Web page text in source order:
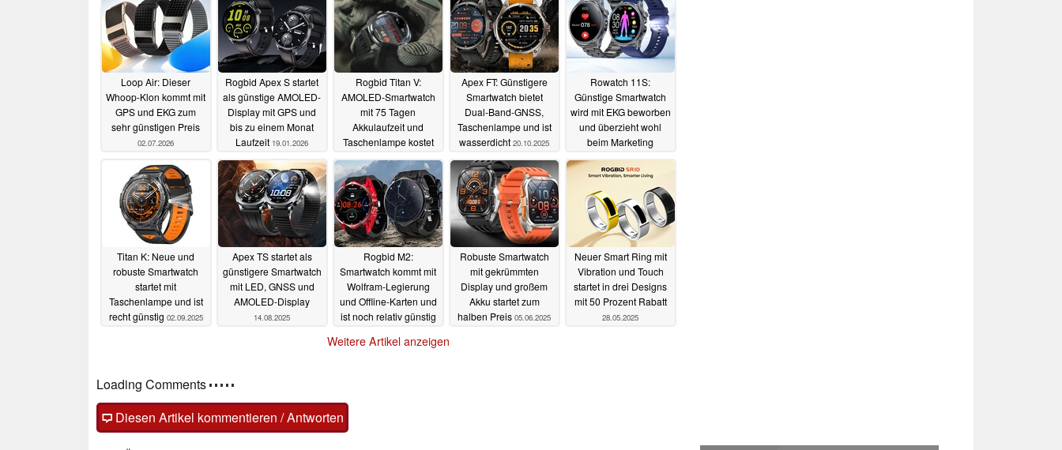
Loop Air: Dieser
Whoop-Klon kommt mit
GPS und EKG zum
sehr günstigen Preis
02.07.2026
Rogbid Apex S startet
als günstige AMOLED-
Display mit GPS und
bis zu einem Monat
Laufzeit 19.01.2026
Rogbid Titan V:
AMOLED-Smartwatch
mit 75 Tagen
Akkulaufzeit und
Taschenlampe kostet
06.11.2025
Apex FT: Günstigere
Smartwatch bietet
Dual-Band-GNSS,
Taschenlampe und ist
wasserdicht 20.10.2025
Rowatch 11S:
Günstige Smartwatch
wird mit EKG beworben
und überzieht wohl
beim Marketing
14.09.2025
Titan K: Neue und
robuste Smartwatch
startet mit
Taschenlampe und ist
recht günstig 02.09.2025
Apex TS startet als
günstigere Smartwatch
mit LED, GNSS und
AMOLED-Display
14.08.2025
Rogbid M2:
Smartwatch kommt mit
Wolfram-Legierung
und Offline-Karten und
ist noch relativ günstig
Robuste Smartwatch
mit gekrümmten
Display und großem
Akku startet zum
halben Preis 05.06.2025
Neuer Smart Ring mit
Vibration und Touch
startet in drei Designs
mit 50 Prozent Rabatt
28.05.2025
Weitere Artikel anzeigen
Kommentare
Fragen, Anregungen, zusätzliche Informationen zu diesem Artikel? - Uns interessiert Deine Meinung
(auch ohne Anmeldung möglich)!